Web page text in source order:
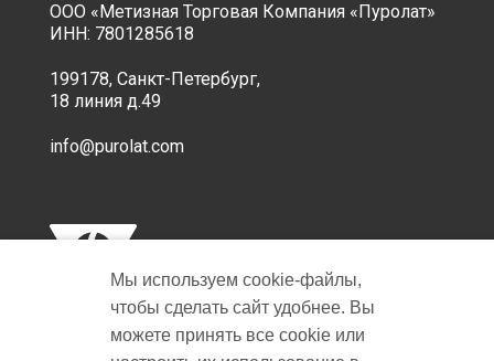
ООО «Метизная Торговая Компания «Пуролат»
ИНН: 7801285618
199178, Санкт-Петербург,
18 линия д.49
info@purolat.com
Мы используем cookie‑файлы,
чтобы сделать сайт удобнее. Вы
можете принять все cookie или